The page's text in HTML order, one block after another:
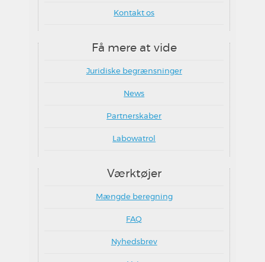
Kontakt os
Få mere at vide
Juridiske begrænsninger
News
Partnerskaber
Labowatrol
Værktøjer
Mængde beregning
FAQ
Nyhedsbrev